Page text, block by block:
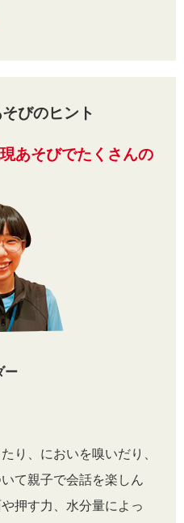
びのヒント
あそびでたくさんの
ー
り、においを嗅いだり、
て親子で会話を楽しん
押す力、水分量によっ